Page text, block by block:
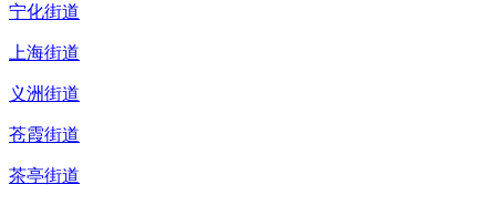
宁化街道
上海街道
义洲街道
苍霞街道
茶亭街道